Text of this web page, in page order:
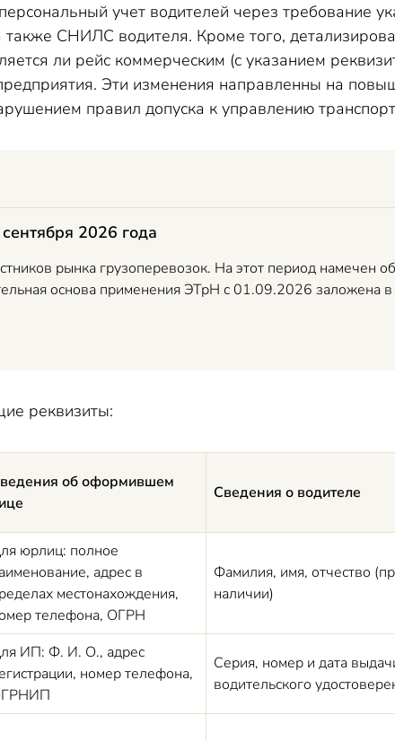
учет водителей через требование
также СНИЛС водителя. Кроме того,
ли рейс коммерческим (с указанием
Эти изменения направленны на
правил допуска к управлению
2026 года
рынка грузоперевозок. На этот период намечен
основа применения ЭТрН с 01.09.2026
реквизиты:
об оформившем
Сведения о водителе
юрлиц: полное
адрес в
местонахождения,
телефона, ОГРН
Фамилия, имя, отчество
наличии)
ИП: Ф. И. О., адрес
номер телефона,
Серия, номер и дата
водительского